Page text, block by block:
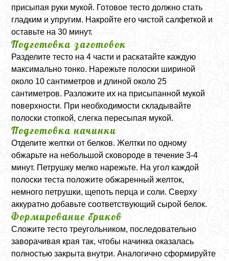
присыпая руки мукой. Готовое тесто должно стать
гладким и упругим. Накройте его чистой салфеткой и
оставьте на 30 минут.
Подготовка заготовок
Разделите тесто на 4 части и раскатайте каждую
максимально тонко. Нарежьте полоски шириной
около 10 сантиметров и длиной около 25
сантиметров. Разложите их на присыпанной мукой
поверхности. При необходимости складывайте
полоски стопкой, слегка пересыпая мукой.
Подготовка начинки
Отделите желтки от белков. Желтки по одному
обжарьте на небольшой сковороде в течение 3-4
минут. Петрушку мелко нарежьте. На угол каждой
полоски теста положите обжаренный желток,
немного петрушки, щепоть перца и соли. Сверху
аккуратно добавьте соответствующий сырой белок.
Формирование бриков
Сложите тесто треугольником, последовательно
заворачивая края так, чтобы начинка оказалась
полностью закрыта внутри. Аналогично сформируйте